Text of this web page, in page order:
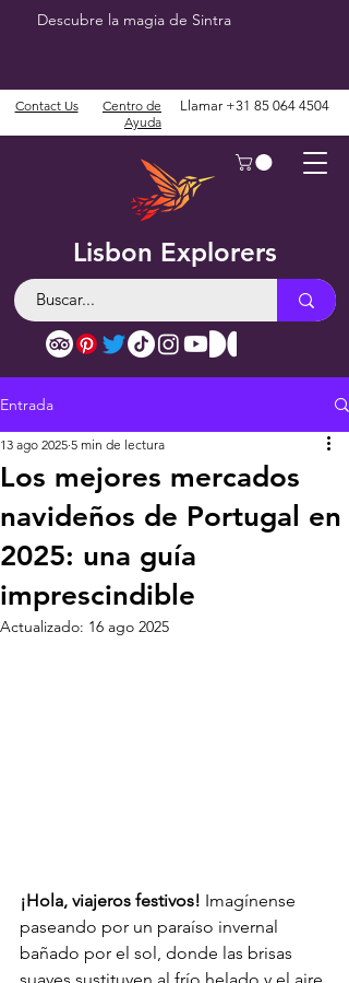
Descubre la magia de Sintra
Lisbon Explorers
Contact Us
Centro de
Ayuda
Llamar +31 85 064 4504
Entrada
Los mejores mercados
navideños de Portugal en
2025: una guía
imprescindible
13 ago 2025 5 min de lectura
Actualizado: 16 ago 2025
¡Hola, viajeros festivos! Imagínense
paseando por un paraíso invernal
bañado por el sol, donde las brisas
suaves sustituyen al frío helado y el aire